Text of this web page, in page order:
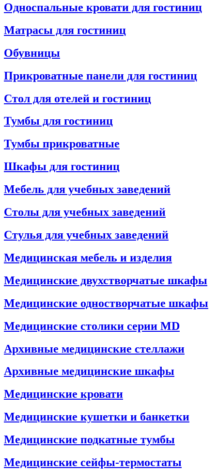
Односпальные кровати для гостиниц
Матрасы для гостиниц
Обувницы
Прикроватные панели для гостиниц
Стол для отелей и гостиниц
Тумбы для гостиниц
Тумбы прикроватные
Шкафы для гостиниц
Мебель для учебных заведений
Столы для учебных заведений
Стулья для учебных заведений
Медицинская мебель и изделия
Медицинские двухстворчатые шкафы
Медицинские одностворчатые шкафы
Медицинские столики серии MD
Архивные медицинские стеллажи
Архивные медицинские шкафы
Медицинские кровати
Медицинские кушетки и банкетки
Медицинские подкатные тумбы
Медицинские сейфы-термостаты